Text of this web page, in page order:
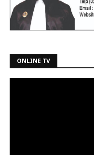
ONLINE TV